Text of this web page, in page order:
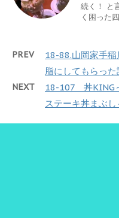
続く！ と
く困った
PREV
18-88.山岡家手
脂にしてもらっ
NEXT
18-107 丼KING
ステーキ丼まぶ